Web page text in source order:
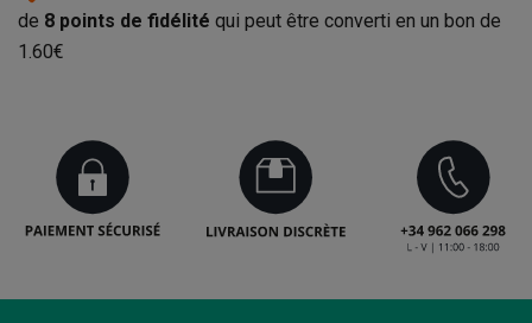
de 8 points de fidélité qui peut être converti en un bon de
1.60€